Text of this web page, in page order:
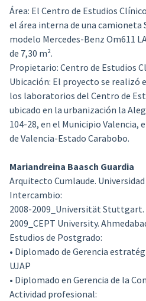
Área: El Centro de Estudios
el área interna de una camioneta
modelo Mercedes-Benz Om611
de 7,30 m².
Propietario: Centro de Estudios
Ubicación: El proyecto se realizó
los laboratorios del Centro de
ubicado en la urbanización la
104-28, en el Municipio
de Valencia-Estado Carabobo.
Mariandreina Baasch Guardia
Arquitecto Cumlaude.
Intercambio:
2008-2009_Universität
2009_CEPT University.
Estudios de Postgrado:
• Diplomado de Gerencia
UJAP
• Diplomado en Gerencia de la
Actividad profesional: